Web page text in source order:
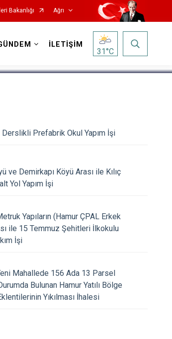
Bakanlığı Ağrı
İLETİŞİM
31°C
Günü
töreni
Kaymakamımız sn.
Köylerimizi Ziyaret
(Özdirek/Oluklu,
Kaçmaz, Erdoğan,
Derslikli Prefabrik Okul Yapım İşi
ve Demirkapı Köyü Arası ile Kılıç
Yol Yapım İşi
Yapıların (Hamur ÇPAL Erkek
ile 15 Temmuz Şehitleri İlkokulu
İşi
Mahallede 156 Ada 13 Parsel
Bulunan Hamur Yatılı Bölge
Yıkılması İhalesi